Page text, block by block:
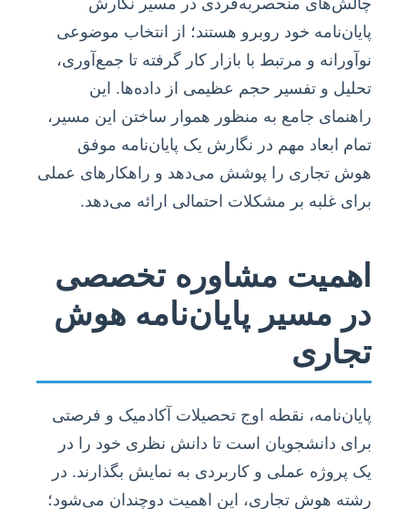
چالش‌های منحصربه‌فردی در مسیر نگارش
پایان‌نامه خود روبرو هستند؛ از انتخاب موضوعی
نوآورانه و مرتبط با بازار کار گرفته تا جمع‌آوری،
تحلیل و تفسیر حجم عظیمی از داده‌ها. این
راهنمای جامع به منظور هموار ساختن این مسیر،
تمام ابعاد مهم در نگارش یک پایان‌نامه موفق
هوش تجاری را پوشش می‌دهد و راهکارهای عملی
برای غلبه بر مشکلات احتمالی ارائه می‌دهد.
اهمیت مشاوره تخصصی
در مسیر پایان‌نامه هوش
تجاری
پایان‌نامه، نقطه اوج تحصیلات آکادمیک و فرصتی
برای دانشجویان است تا دانش نظری خود را در
یک پروژه عملی و کاربردی به نمایش بگذارند. در
رشته هوش تجاری، این اهمیت دوچندان می‌شود؛